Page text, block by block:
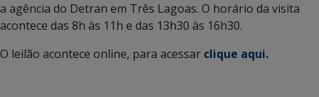
a agência do Detran em Três Lagoas. O horário da visita
acontece das 8h às 11h e das 13h30 às 16h30.
O leilão acontece online, para acessar clique aqui.